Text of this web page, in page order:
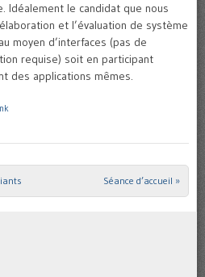
Idéalement le candidat que nous
et l’évaluation de système
moyen d’interfaces (pas de
requise) soit en participant
des applications mêmes.
Séance d’accueil »